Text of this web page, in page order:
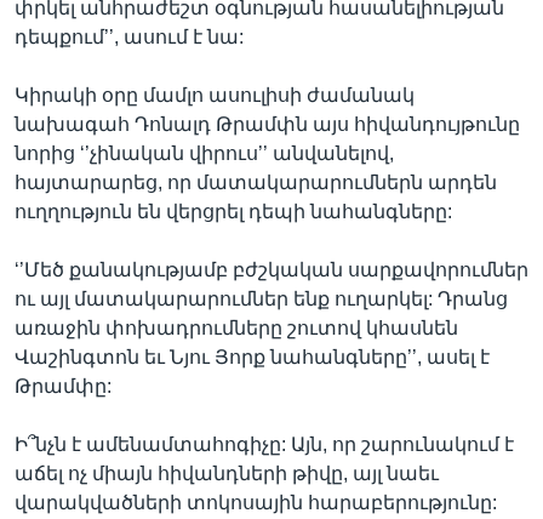
փրկել անհրաժեշտ օգնության հասանելիության
դեպքում’’, ասում է նա:
Կիրակի օրը մամլո ասուլիսի ժամանակ
նախագահ Դոնալդ Թրամփն այս հիվանդույթունը
նորից ‘’չինական վիրուս’’ անվանելով,
հայտարարեց, որ մատակարարումներն արդեն
ուղղություն են վերցրել դեպի նահանգները:
‘’Մեծ քանակությամբ բժշկական սարքավորումներ
ու այլ մատակարարումներ ենք ուղարկել: Դրանց
առաջին փոխադրումները շուտով կհասնեն
Վաշինգտոն եւ Նյու Յորք նահանգները’’, ասել է
Թրամփը:
Ի՞նչն է ամենամտահոգիչը: Այն, որ շարունակում է
աճել ոչ միայն հիվանդների թիվը, այլ նաեւ
վարակվածների տոկոսային հարաբերությունը: